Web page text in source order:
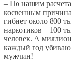
– По нашим
косвенным
гибнет около 800
наркотиков – 100
человек. А
каждый год
мужчин!